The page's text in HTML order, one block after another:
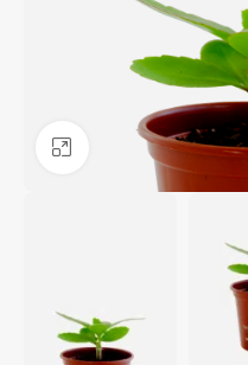
Clique para ampliar